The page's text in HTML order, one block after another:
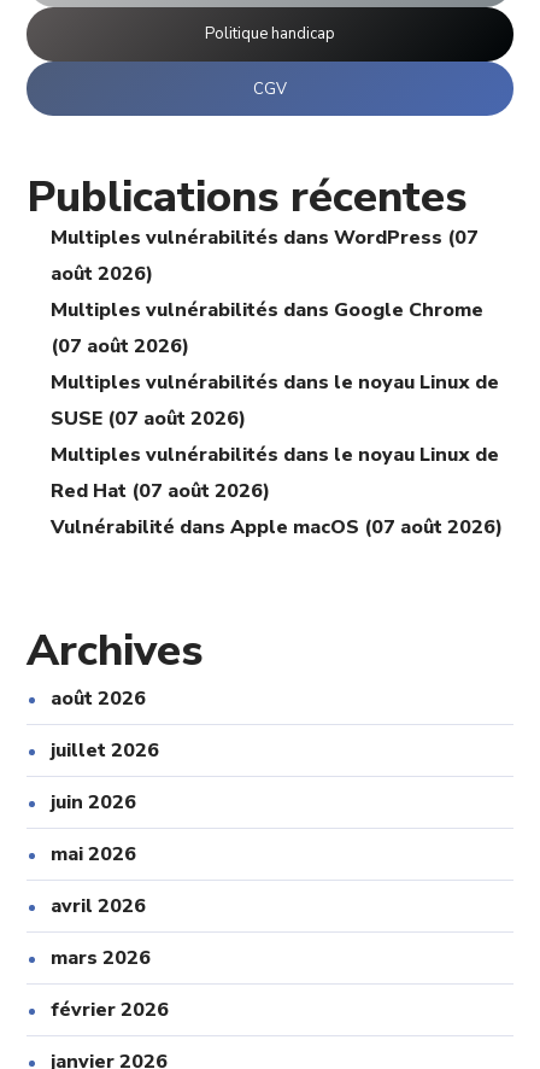
Politique handicap
CGV
Publications récentes
Multiples vulnérabilités dans WordPress (07
août 2026)
Multiples vulnérabilités dans Google Chrome
(07 août 2026)
Multiples vulnérabilités dans le noyau Linux de
SUSE (07 août 2026)
Multiples vulnérabilités dans le noyau Linux de
Red Hat (07 août 2026)
Vulnérabilité dans Apple macOS (07 août 2026)
Archives
août 2026
juillet 2026
juin 2026
mai 2026
avril 2026
mars 2026
février 2026
janvier 2026